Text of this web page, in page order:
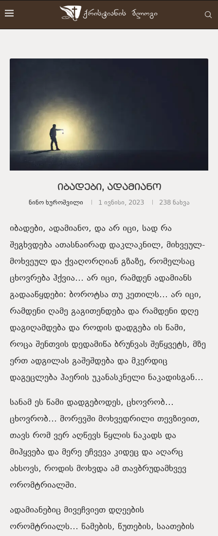
იბადები, ადამიანო
Ნინო Ხუროშვილი 1 ივნისი, 2023 238ნახვა
იბადები, ადამიანო, და არ იცი, სად რა
შეგხვდება ათასნაირად დაკლაკნილ, მიხვეულ-
მოხვეულ და ქვაღორღიან გზაზე, რომელსაც
ცხოვრება ჰქვია… არ იცი, რამდენ ადამიანს
გადააწყდები: ბოროტსა თუ კეთილს… არ იცი,
რამდენი ღამე გაგითენდება და რამდენი დღე
დაგიღამდება და როდის დადგება ის წამი,
როცა შენთვის დედამიწა ბრუნვას შეწყვეტს, მზე
ერთ ადგილას გაშეშდება და მკერდიც
დაგეცლება ჰაერის უკანასკნელი ნაკადისგან…
სანამ ეს წამი დადგებოდეს, ცხოვრობ…
ცხოვრობ… მორევში მოხვედრილი თევზივით,
თავს რომ ვერ აღწევს წყლის ნაკადს და
მიჰყვება და მერე ეჩვევა კიდეც და აღარც
ახსოვს, როდის მოხვდა ამ თავბრუდამხვევ
ორომტრიალში.
ადამიანებიც მივეჩვიეთ დღეების
ორომტრიალს… წამების, წუთების, საათების